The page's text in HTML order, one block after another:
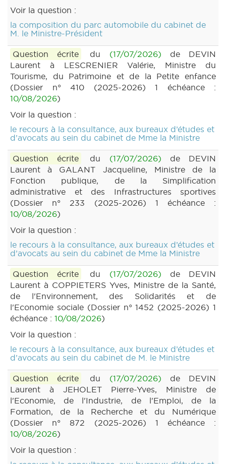
Voir la question :
la composition du parc automobile du cabinet de
M. le Ministre-Président
Question écrite du (17/07/2026) de DEVIN
Laurent à LESCRENIER Valérie, Ministre du
Tourisme, du Patrimoine et de la Petite enfance
(Dossier n° 410 (2025-2026) 1 échéance :
10/08/2026)
Voir la question :
le recours à la consultance, aux bureaux d’études et
d’avocats au sein du cabinet de Mme la Ministre
Question écrite du (17/07/2026) de DEVIN
Laurent à GALANT Jacqueline, Ministre de la
Fonction publique, de la Simplification
administrative et des Infrastructures sportives
(Dossier n° 233 (2025-2026) 1 échéance :
10/08/2026)
Voir la question :
le recours à la consultance, aux bureaux d’études et
d’avocats au sein du cabinet de Mme la Ministre
Question écrite du (17/07/2026) de DEVIN
Laurent à COPPIETERS Yves, Ministre de la Santé,
de l'Environnement, des Solidarités et de
l'Economie sociale (Dossier n° 1452 (2025-2026) 1
échéance : 10/08/2026)
Voir la question :
le recours à la consultance, aux bureaux d’études et
d’avocats au sein du cabinet de M. le Ministre
Question écrite du (17/07/2026) de DEVIN
Laurent à JEHOLET Pierre-Yves, Ministre de
l'Economie, de l'Industrie, de l'Emploi, de la
Formation, de la Recherche et du Numérique
(Dossier n° 872 (2025-2026) 1 échéance :
10/08/2026)
Voir la question :